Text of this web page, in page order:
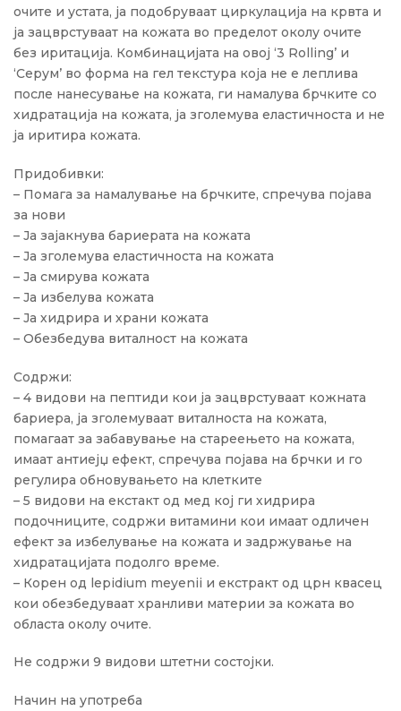
очите и устата, ја подобруваат циркулација на крвта и
ја зацврстуваат на кожата во пределот околу очите
без иритација. Комбинацијата на овој ‘3 Rolling’ и
‘Серум’ во форма на гел текстура која не е леплива
после нанесување на кожата, ги намалува брчките со
хидратација на кожата, jа зголемува еластичноста и не
ја иритира кожата.
Придобивки:
– Помага за намалување на брчките, спречува појава
за нови
– Ја зајакнува бариерата на кожата
– Ја зголемува еластичноста на кожата
– Ја смирува кожата
– Ја избелува кожата
– Ја хидрира и храни кожата
– Обезбедува виталност на кожата
Содржи:
– 4 видови на пептиди кои ја зацврстуваат кожната
бариера, ја зголемуваат виталноста на кожата,
помагаат за забавување на стареењето на кожата,
имаат антиејџ ефект, спречува појава на брчки и го
регулира обновувањето на клетките
– 5 видови на екстакт од мед кој ги хидрира
подочниците, содржи витамини кои имаат одличен
ефект за избелување на кожата и задржување на
хидратацијата подолго време.
– Корен од lepidium meyenii и екстракт од црн квасец
кои обезбедуваат хранливи материи за кожата во
областа околу очите.
Не содржи 9 видови штетни состојки.
Начин на употреба